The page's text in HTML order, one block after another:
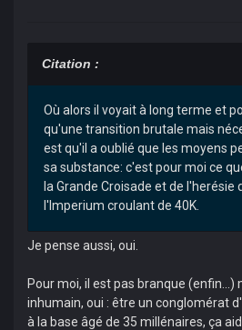
Citation :
Où alors il voyait à long terme et
qu'une transition brutale mais
est qu'il a oublié que les moyens
sa substance: c'est pour moi ce
la Grande Croisade et de l'herésie
l'Imperium croulant de 40K.
Je pense aussi, oui.
Pour moi, il est pas branque
inhumain, oui : être un conglomérat
à la base âgé de 35 millénaires, ça